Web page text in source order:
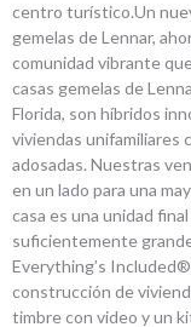
centro turístico.Un
gemelas de Lennar,
comunidad vibrante
casas gemelas de
Florida, son híbridos
viviendas unifamiliares
adosadas. Nuestras
en un lado para una
casa es una unidad
suficientemente
Everything’s
construcción de
timbre con video y un